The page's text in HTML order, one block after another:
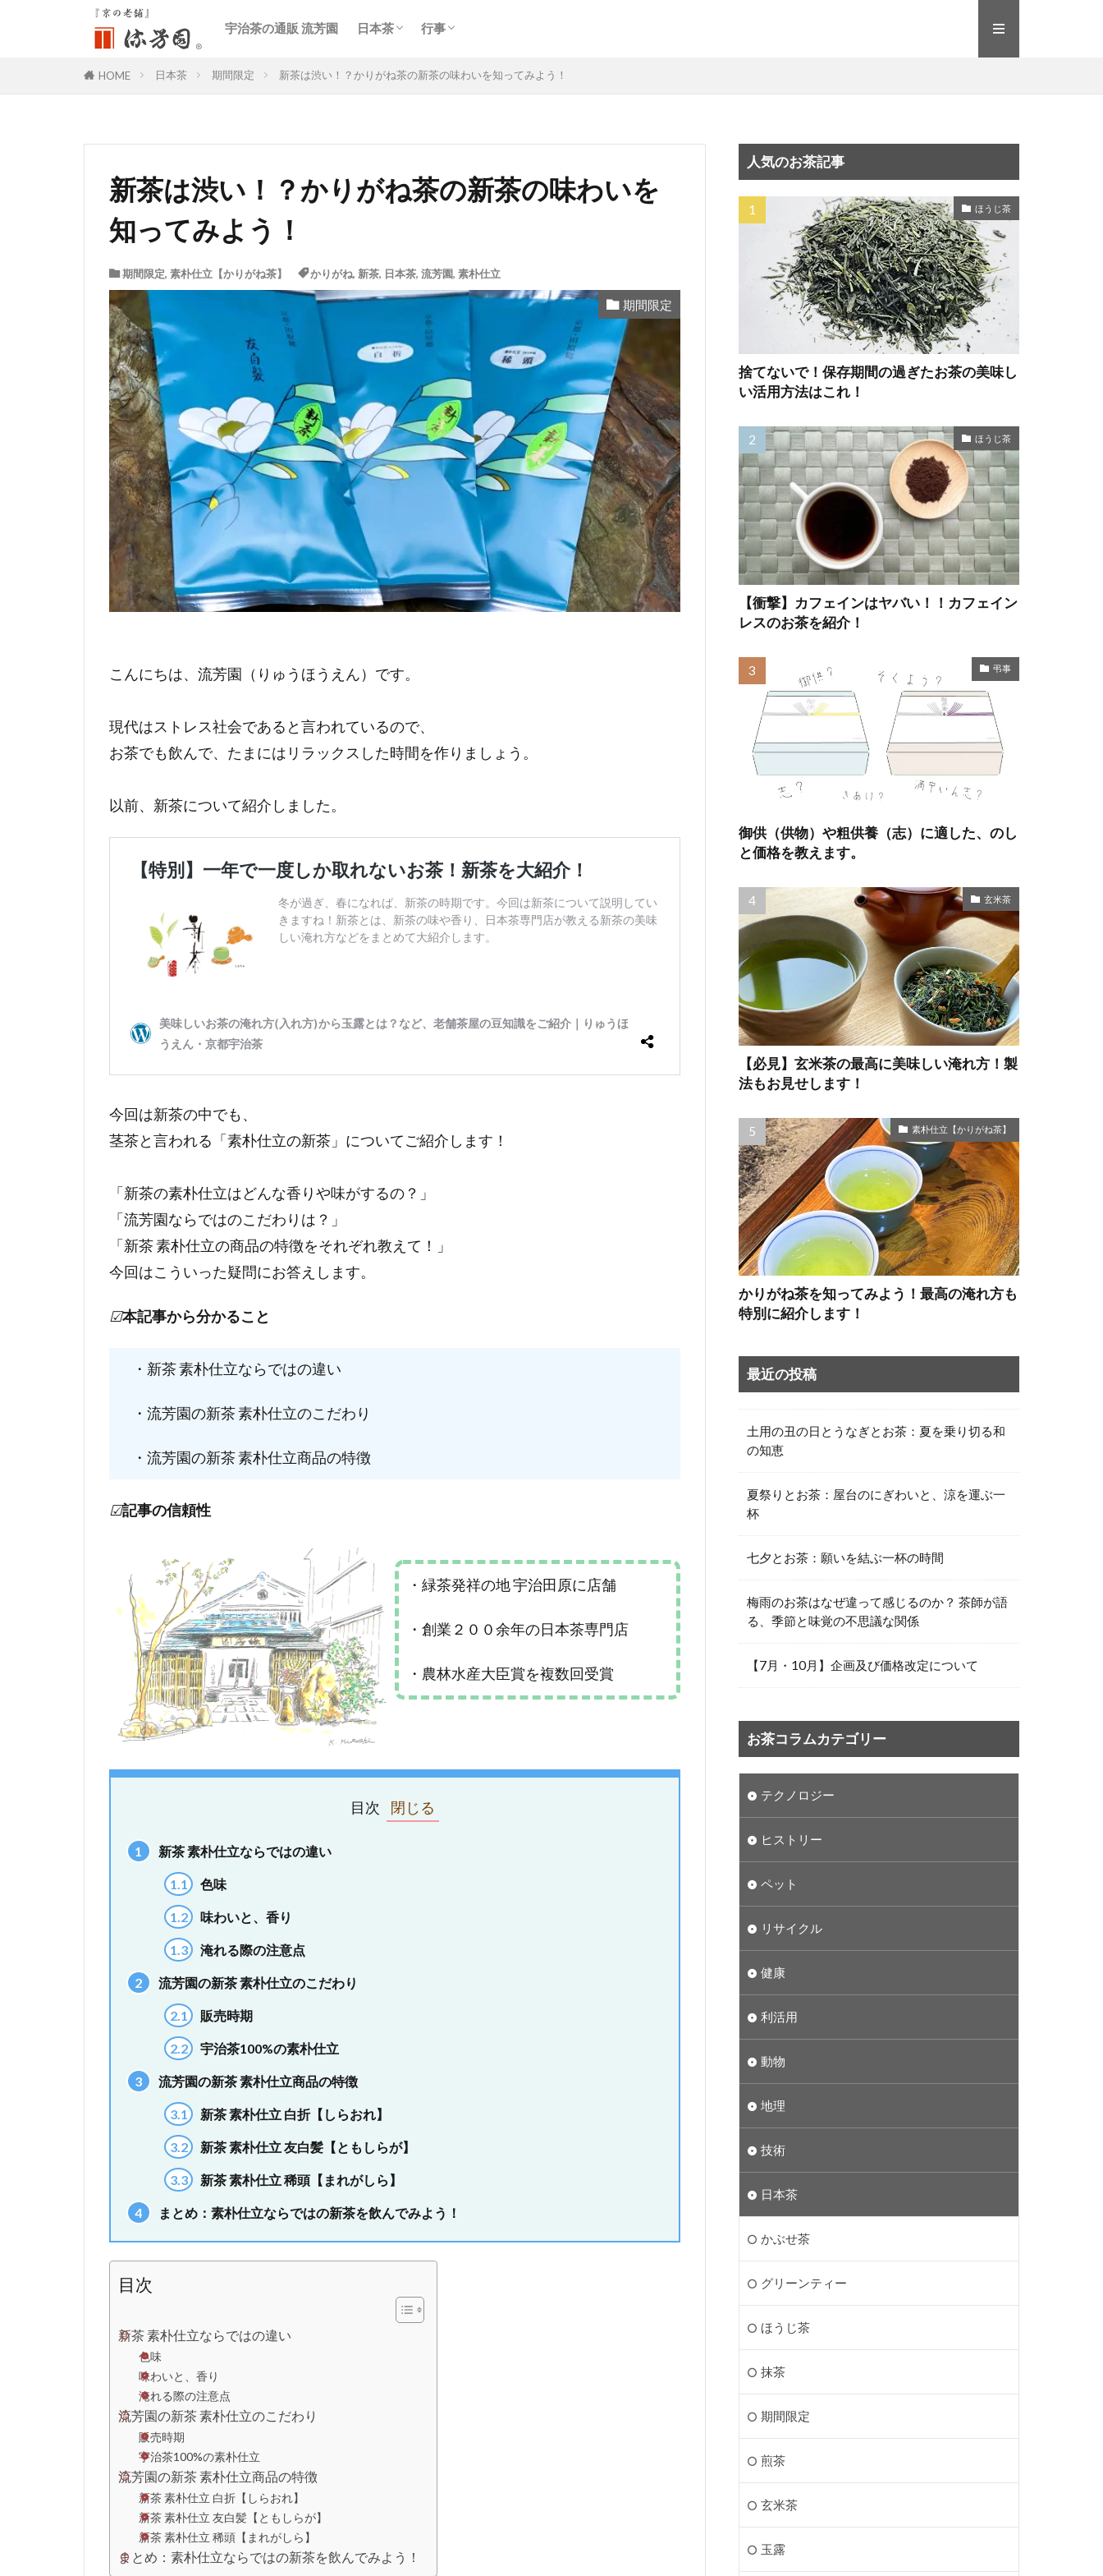
宇治茶の通販 流芳園 日本茶 行事
HOME 日本茶 期間限定 新茶は渋い！？かりがね茶の新茶の味わいを知ってみよう！
新茶は渋い！？かりがね茶の新茶の味わいを
知ってみよう！
期間限定, 素朴仕立【かりがね茶】 かりがね, 新茶, 日本茶, 流芳園, 素朴仕立
期間限定
こんにちは、流芳園（りゅうほうえん）です。
現代はストレス社会であると言われているので、
お茶でも飲んで、たまにはリラックスした時間を作りましょう。
以前、新茶について紹介しました。
今回は新茶の中でも、
茎茶と言われる「素朴仕立の新茶」についてご紹介します！
「新茶の素朴仕立はどんな香りや味がするの？」
「流芳園ならではのこだわりは？」
「新茶 素朴仕立の商品の特徴をそれぞれ教えて！」
今回はこういった疑問にお答えします。
☑本記事から分かること
・新茶 素朴仕立ならではの違い
・流芳園の新茶 素朴仕立のこだわり
・流芳園の新茶 素朴仕立商品の特徴
☑記事の信頼性
・緑茶発祥の地 宇治田原に店舗
・創業２００余年の日本茶専門店
・農林水産大臣賞を複数回受賞
目次
1 新茶 素朴仕立ならではの違い
1.1 色味
1.2 味わいと、香り
1.3 淹れる際の注意点
2 流芳園の新茶 素朴仕立のこだわり
2.1 販売時期
2.2 宇治茶100%の素朴仕立
3 流芳園の新茶 素朴仕立商品の特徴
3.1 新茶 素朴仕立 白折【しらおれ】
3.2 新茶 素朴仕立 友白髪【ともしらが】
3.3 新茶 素朴仕立 稀頭【まれがしら】
4 まとめ：素朴仕立ならではの新茶を飲んでみよう！
目次
新茶 素朴仕立ならではの違い
色味
味わいと、香り
淹れる際の注意点
流芳園の新茶 素朴仕立のこだわり
販売時期
宇治茶100%の素朴仕立
流芳園の新茶 素朴仕立商品の特徴
新茶 素朴仕立 白折【しらおれ】
新茶 素朴仕立 友白髪【ともしらが】
新茶 素朴仕立 稀頭【まれがしら】
まとめ：素朴仕立ならではの新茶を飲んでみよう！
人気のお茶記事
ほうじ茶
捨てないで！保存期間の過ぎたお茶の美味し
い活用方法はこれ！
ほうじ茶
【衝撃】カフェインはヤバい！！カフェイン
レスのお茶を紹介！
弔事
御供（供物）や粗供養（志）に適した、のし
と価格を教えます。
玄米茶
【必見】玄米茶の最高に美味しい淹れ方！製
法もお見せします！
素朴仕立【かりがね茶】
かりがね茶を知ってみよう！最高の淹れ方も
特別に紹介します！
最近の投稿
土用の丑の日とうなぎとお茶：夏を乗り切る和
の知恵
夏祭りとお茶：屋台のにぎわいと、涼を運ぶ一
杯
七夕とお茶：願いを結ぶ一杯の時間
梅雨のお茶はなぜ違って感じるのか？ 茶師が語
る、季節と味覚の不思議な関係
【7月・10月】企画及び価格改定について
お茶コラムカテゴリー
テクノロジー
ヒストリー
ペット
リサイクル
健康
利活用
動物
地理
技術
日本茶
かぶせ茶
グリーンティー
ほうじ茶
抹茶
期間限定
煎茶
玄米茶
玉露